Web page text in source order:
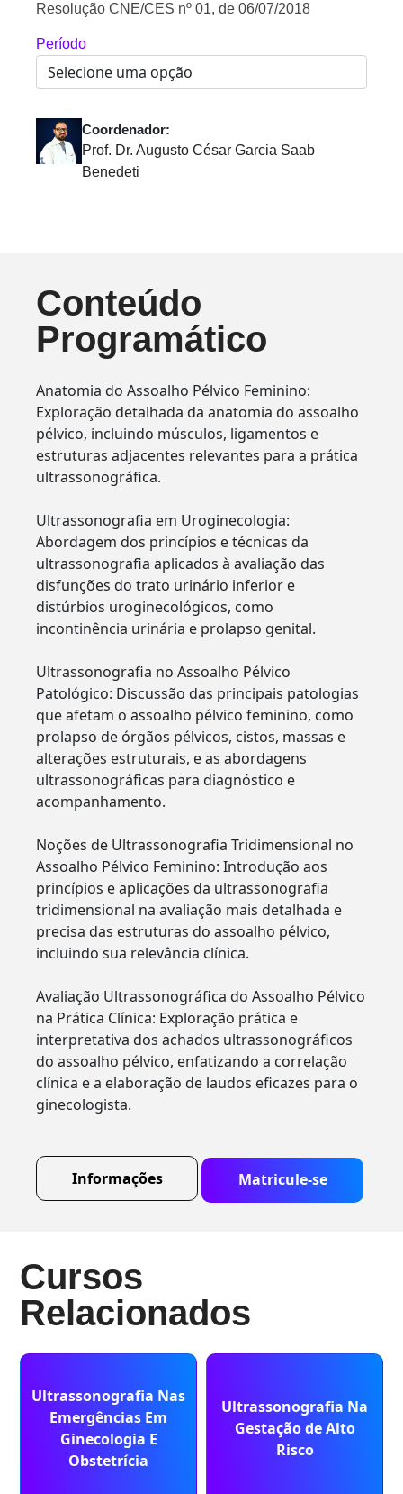
Resolução CNE/CES nº 01, de 06/07/2018
Período
Coordenador:
Prof. Dr. Augusto César Garcia Saab
Benedeti
Conteúdo
Programático
Anatomia do Assoalho Pélvico Feminino:
Exploração detalhada da anatomia do assoalho
pélvico, incluindo músculos, ligamentos e
estruturas adjacentes relevantes para a prática
ultrassonográfica.
Ultrassonografia em Uroginecologia:
Abordagem dos princípios e técnicas da
ultrassonografia aplicados à avaliação das
disfunções do trato urinário inferior e
distúrbios uroginecológicos, como
incontinência urinária e prolapso genital.
Ultrassonografia no Assoalho Pélvico
Patológico: Discussão das principais patologias
que afetam o assoalho pélvico feminino, como
prolapso de órgãos pélvicos, cistos, massas e
alterações estruturais, e as abordagens
ultrassonográficas para diagnóstico e
acompanhamento.
Noções de Ultrassonografia Tridimensional no
Assoalho Pélvico Feminino: Introdução aos
princípios e aplicações da ultrassonografia
tridimensional na avaliação mais detalhada e
precisa das estruturas do assoalho pélvico,
incluindo sua relevância clínica.
Avaliação Ultrassonográfica do Assoalho Pélvico
na Prática Clínica: Exploração prática e
interpretativa dos achados ultrassonográficos
do assoalho pélvico, enfatizando a correlação
clínica e a elaboração de laudos eficazes para o
ginecologista.
Informações Matricule-se
Cursos
Relacionados
Ultrassonografia Nas
Emergências Em
Ginecologia E
Obstetrícia
Ultrassonografia Na
Gestação de Alto
Risco